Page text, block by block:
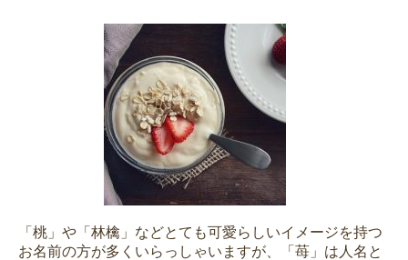
「桃」や「林檎」などとても可愛らしいイメージを持つ
お名前の方が多くいらっしゃいますが、「苺」は人名と